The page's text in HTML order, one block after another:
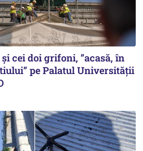
cei doi grifoni, ”acasă, în
pe Palatul Universității